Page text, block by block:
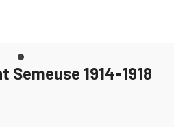
Semeuse 1914-1918